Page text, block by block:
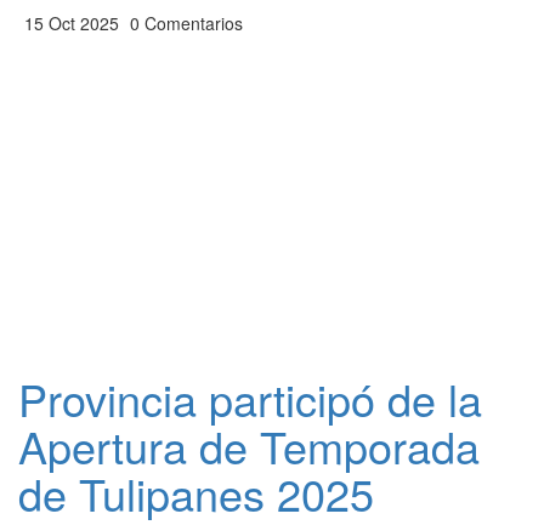
15 Oct 2025 0 Comentarios
Provincia participó de la
Apertura de Temporada
de Tulipanes 2025